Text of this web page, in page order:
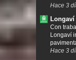
Hace 3
Longaví
Con
Longaví
Hace 3